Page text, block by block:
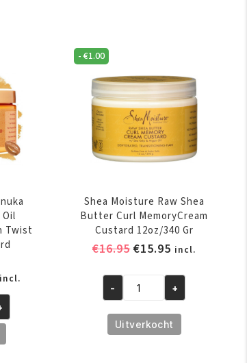
Enhancing
Smoothie
12oz/340
Gr
aantal
Twist
Huidige
incl.
- €1.00
Shea Moisture Raw Shea
Butter Curl MemoryCream
Custard 12oz/340 Gr
€16.95Oorspronkelijke
was:
€16.95.
€15.95 Huidige
is:
€15.95.
incl.
Shea
Moisture
Raw
- +
Uitverkocht